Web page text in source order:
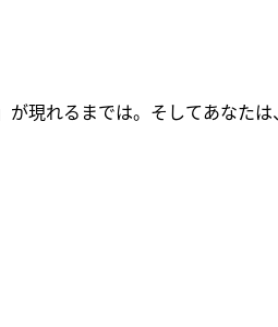
現れるまでは。そしてあなた